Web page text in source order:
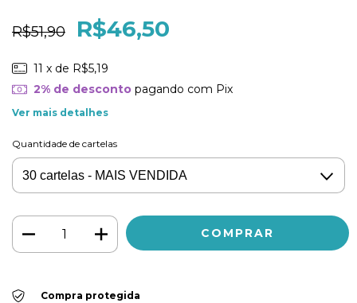
R$51,90 R$46,50
11 x de R$5,19
2% de descontopagando com Pix
Ver mais detalhes
Quantidade de cartelas
Compra protegida